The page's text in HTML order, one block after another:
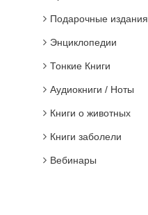
Подарочные издания
Энциклопедии
Тонкие Книги
Аудиокниги / Ноты
Книги о животных
Книги заболели
Вебинары